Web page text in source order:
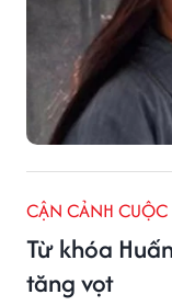
CẬN CẢNH
Từ khóa
tăng vọt